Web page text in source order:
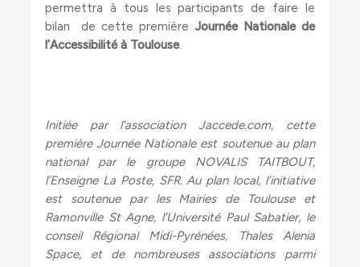
permettra à tous les participants de faire le
bilan de cette première Journée Nationale de
l’Accessibilité à Toulouse.
Initiée par l’association Jaccede.com, cette
première Journée Nationale est soutenue au plan
national par le groupe NOVALIS TAITBOUT,
l’Enseigne La Poste, SFR. Au plan local, l’initiative
est soutenue par les Mairies de Toulouse et
Ramonville St Agne, l’Université Paul Sabatier, le
conseil Régional Midi-Pyrénées, Thales Alenia
Space, et de nombreuses associations parmi